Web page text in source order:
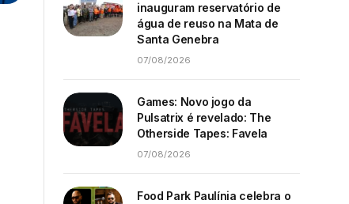
inauguram reservatório de
água de reuso na Mata de
Santa Genebra
07/08/2026
Games: Novo jogo da
Pulsatrix é revelado: The
Otherside Tapes: Favela
07/08/2026
Food Park Paulínia celebra o